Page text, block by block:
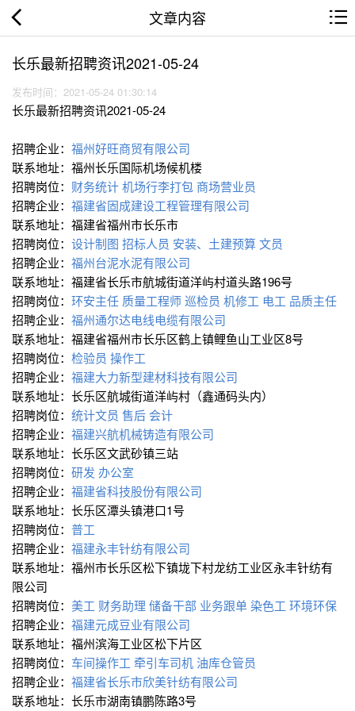
文章内容
长乐最新招聘资讯2021-05-24
发布时间：2021-05-24 01:30:14
长乐最新招聘资讯2021-05-24
招聘企业： 福州好旺商贸有限公司
联系地址：福州长乐国际机场候机楼
招聘岗位： 财务统计机场行李打包 商场营业员
招聘企业： 福建省固成建设工程管理有限公司
联系地址：福建省福州市长乐市
招聘岗位： 设计制图 招标人员 安装、土建预算文员
招聘企业： 福州台泥水泥有限公司
联系地址：福建省长乐市航城街道洋屿村道头路196号
招聘岗位： 环安主任 质量工程师巡检员 机修工 电工 品质主任
招聘企业： 福州通尔达电线电缆有限公司
联系地址：福建省福州市长乐区鹤上镇鲤鱼山工业区8号
招聘岗位： 检验员 操作工
招聘企业： 福建大力新型建材科技有限公司
联系地址：长乐区航城街道洋屿村（鑫通码头内）
招聘岗位： 统计文员 售后会计
招聘企业： 福建兴航机械铸造有限公司
联系地址：长乐区文武砂镇三站
招聘岗位： 研发 办公室
招聘企业： 福建省科技股份有限公司
联系地址：长乐区潭头镇港口1号
招聘岗位： 普工
招聘企业： 福建永丰针纺有限公司
联系地址：福州市长乐区松下镇垅下村龙纺工业区永丰针纺有
限公司
招聘岗位： 美工 财务助理 储备干部 业务跟单染色工 环境环保
招聘企业： 福建元成豆业有限公司
联系地址：福州滨海工业区松下片区
招聘岗位： 车间操作工 牵引车司机 油库仓管员
招聘企业： 福建省长乐市欣美针纺有限公司
联系地址：长乐市湖南镇鹏陈路3号